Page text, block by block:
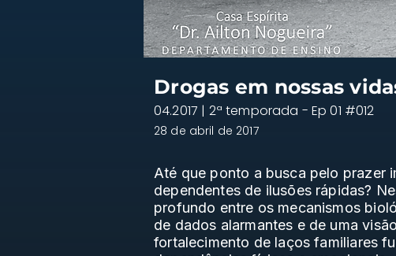
Drogas em nossas
04.2017 | 2ª temporada - Ep 01 #012
28 de abril de 2017
Até que ponto a busca pelo prazer
dependentes de ilusões rápidas?
profundo entre os mecanismos
de dados alarmantes e de uma
fortalecimento de laços familiares